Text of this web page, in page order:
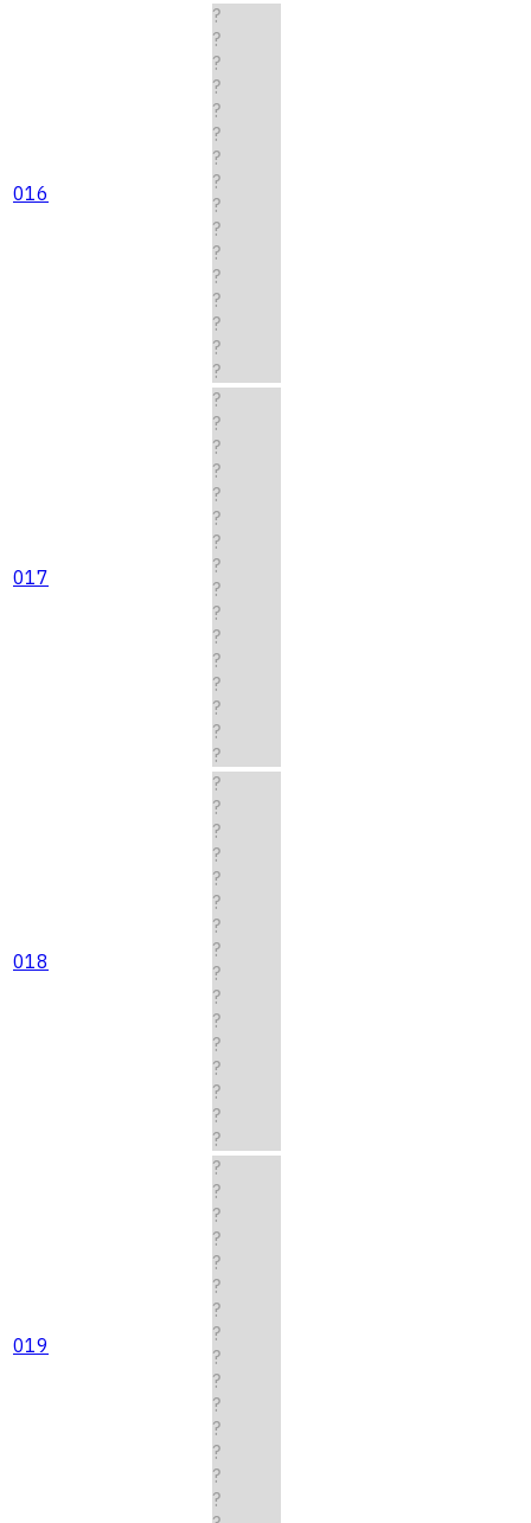
016
?
?
?
?
?
?
?
?
?
?
?
?
?
?
?
?
017
?
?
?
?
?
?
?
?
?
?
?
?
?
?
?
?
018
?
?
?
?
?
?
?
?
?
?
?
?
?
?
?
?
019
?
?
?
?
?
?
?
?
?
?
?
?
?
?
?